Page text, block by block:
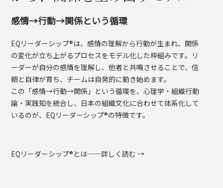
感情→行動→関係という循環
EQリーダーシップ®は、感情の理解から行動が生まれ、関係
の変化が立ち上がるプロセスをモデル化した枠組みです。リ
ーダーが自分の感情を理解し、他者と共鳴させることで、信
頼と自律が育ち、チームは自発的に動き始めます。
この「感情→行動→関係」という循環を、心理学・組織行動
論・実践知を統合し、日本の組織文化に合わせて体系化して
いるのが、EQリーダーシップ®の特徴です。
EQリーダーシップ®とは──詳しく読む →